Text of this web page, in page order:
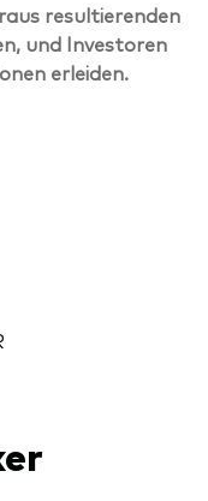
resultierenden
und Investoren
erleiden.